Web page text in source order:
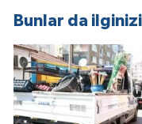
Bunlar da